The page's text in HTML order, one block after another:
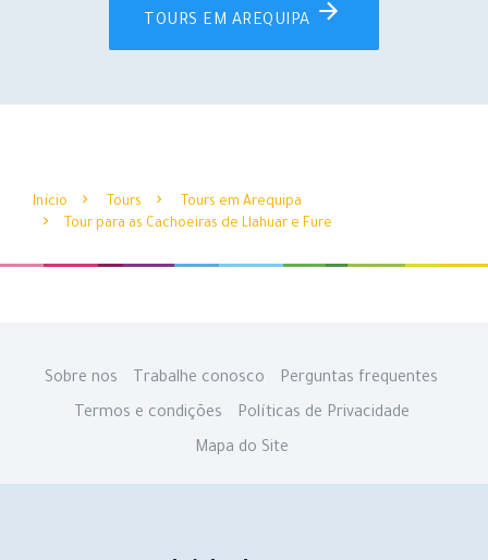
TOURS EM AREQUIPA
Início Tours
Tours em Arequipa
Tour para as Cachoeiras de Llahuar e Fure
Sobre nos Trabalhe conosco
Perguntas frequentes
Termos e condições
Políticas de Privacidade
Mapa do Site